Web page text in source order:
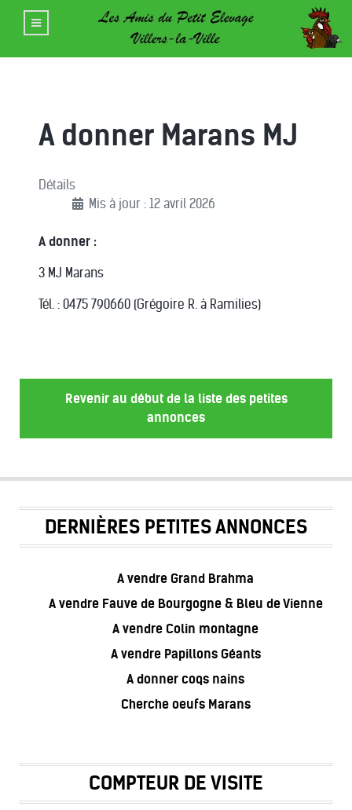
A donner Marans MJ
Détails
Mis à jour : 12 avril 2026
A donner :
3 MJ Marans
Tél. : 0475 790660 (Grégoire R. à Ramilies)
Revenir au début de la liste des petites
annonces
DERNIÈRES PETITES ANNONCES
A vendre Grand Brahma
A vendre Fauve de Bourgogne & Bleu de Vienne
A vendre Colin montagne
A vendre Papillons Géants
A donner coqs nains
Cherche oeufs Marans
COMPTEUR DE VISITE